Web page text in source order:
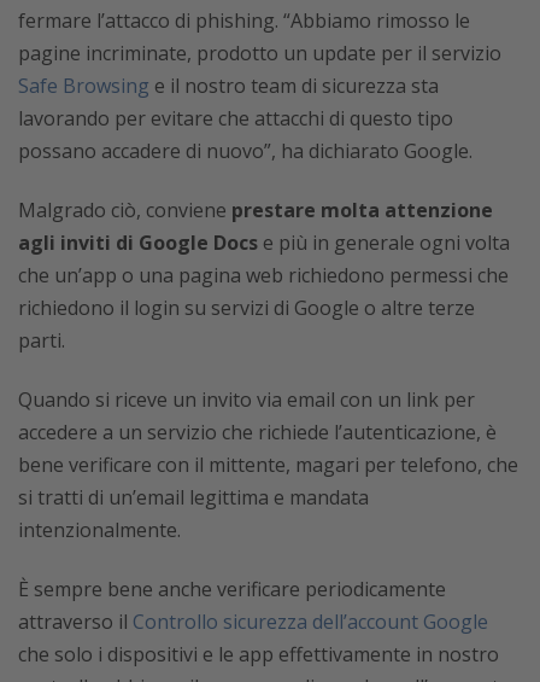
fermare l’attacco di phishing. “Abbiamo rimosso le
pagine incriminate, prodotto un update per il servizio
Safe Browsing e il nostro team di sicurezza sta
lavorando per evitare che attacchi di questo tipo
possano accadere di nuovo”, ha dichiarato Google.
Malgrado ciò, conviene prestare molta attenzione
agli inviti di Google Docs e più in generale ogni volta
che un’app o una pagina web richiedono permessi che
richiedono il login su servizi di Google o altre terze
parti.
Quando si riceve un invito via email con un link per
accedere a un servizio che richiede l’autenticazione, è
bene verificare con il mittente, magari per telefono, che
si tratti di un’email legittima e mandata
intenzionalmente.
È sempre bene anche verificare periodicamente
attraverso il Controllo sicurezza dell’account Google
che solo i dispositivi e le app effettivamente in nostro